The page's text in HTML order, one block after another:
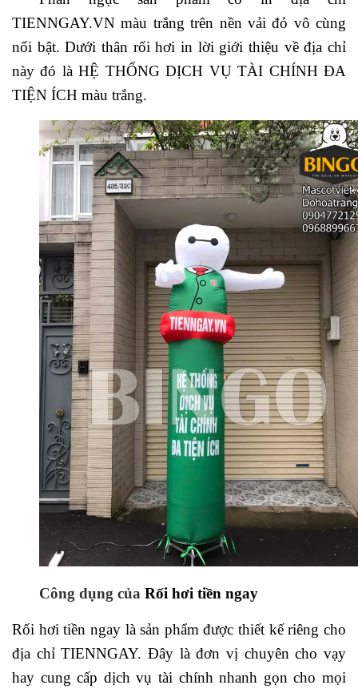
TIENNGAY.VN màu trắng trên nền vải đỏ vô cùng
nổi bật. Dưới thân rối hơi in lời giới thiệu về địa chỉ
này đó là HỆ THỐNG DỊCH VỤ TÀI CHÍNH ĐA
TIỆN ÍCH màu trắng.
Công dụng của Rối hơi tiền ngay
Rối hơi tiền ngay là sản phẩm được thiết kế riêng cho
địa chỉ TIENNGAY. Đây là đơn vị chuyên cho vạy
hay cung cấp dịch vụ tài chính nhanh gọn cho mọi